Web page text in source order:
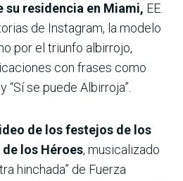
su residencia en Miami, EE.
de Instagram, la modelo
por el triunfo albirrojo,
con frases como
“Sí se puede Albirroja”.
de los festejos de los
de los Héroes, musicalizado
hinchada” de Fuerza